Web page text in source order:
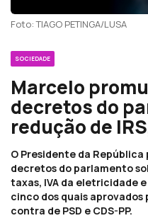
Foto: TIAGO PETINGA/LUSA
SOCIEDADE
Marcelo
decretos do
redução de
O Presidente da
decretos do parlamento
taxas, IVA da eletricidade
cinco dos quais
contra de PSD e CDS-PP.